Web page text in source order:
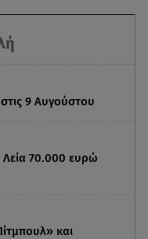
9 Αυγούστου
70.000 ευρώ
και